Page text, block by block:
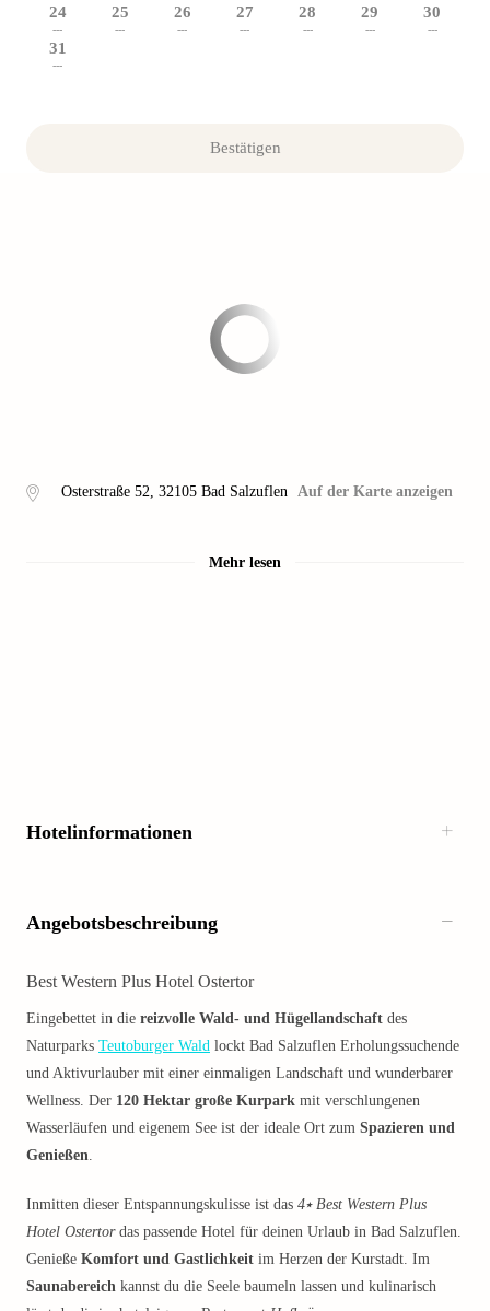
24
---
25
---
26
---
27
---
28
---
29
---
30
---
31
---
Bestätigen
Osterstraße 52, 32105 Bad Salzuflen Auf der Karte anzeigen
Mehr lesen
Hotelinformationen
Angebotsbeschreibung
Best Western Plus Hotel Ostertor
Eingebettet in die reizvolle Wald- und Hügellandschaft des
Naturparks Teutoburger Wald lockt Bad Salzuflen Erholungssuchende
und Aktivurlauber mit einer einmaligen Landschaft und wunderbarer
Wellness. Der 120 Hektar große Kurpark mit verschlungenen
Wasserläufen und eigenem See ist der ideale Ort zum Spazieren und
Genießen.
Inmitten dieser Entspannungskulisse ist das 4⭑ Best Western Plus
Hotel Ostertordas passende Hotel für deinen Urlaub in Bad Salzuflen.
Genieße Komfort und Gastlichkeit im Herzen der Kurstadt. Im
Saunabereich kannst du die Seele baumeln lassen und kulinarisch